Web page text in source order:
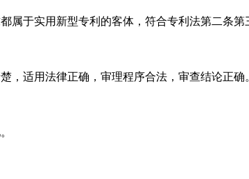
属于实用新型专利的客体，符合专利法第二条
适用法律正确，审理程序合法，审查结论正确